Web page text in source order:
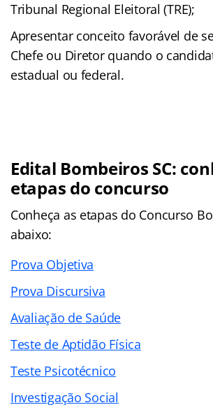
Tribunal Regional Eleitoral (TRE);
Apresentar conceito favorável de
Chefe ou Diretor quando o
estadual ou federal.
Edital Bombeiros SC:
etapas do concurso
Conheça as etapas do Concurso
abaixo:
Prova Objetiva
Prova Discursiva
Avaliação de Saúde
Teste de Aptidão Física
Teste Psicotécnico
Investigação Social